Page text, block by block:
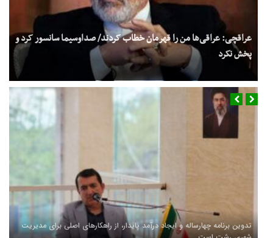
عراقچی: عراقی‌ها من را قهرمان خطاب کردند/ صداوسیما سانسور کرد و
پخش نکرد
تدوین برنامه چهارساله و ایجاد درآمد پایدار، از راهکارهای اصلی برای مدیریت